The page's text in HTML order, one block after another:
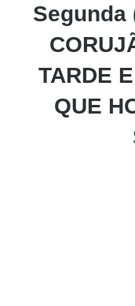
Segunda
TARDE
QUE